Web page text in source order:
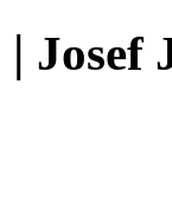
| Josef